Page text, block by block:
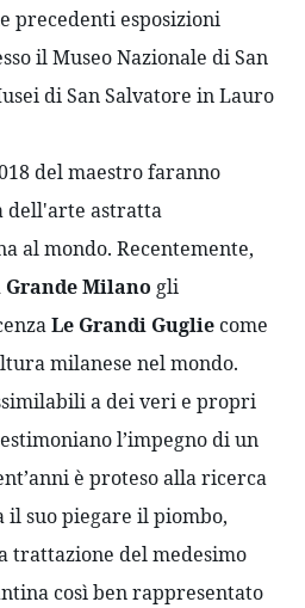
precedenti esposizioni
il Museo Nazionale di San
di San Salvatore in Lauro
del maestro faranno
dell'arte astratta
al mondo. Recentemente,
Grande Milano gli
Le Grandi Guglie come
milanese nel mondo.
a dei veri e propri
l’impegno di un
è proteso alla ricerca
il suo piegare il piombo,
trattazione del medesimo
così ben rappresentato